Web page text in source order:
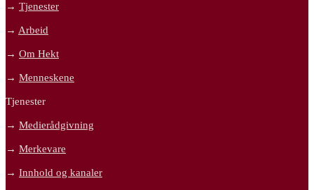
→ Tjenester
→ Arbeid
→ Om Hekt
→ Menneskene
Tjenester
→ Medierådgivning
→ Merkevare
→ Innhold og kanaler